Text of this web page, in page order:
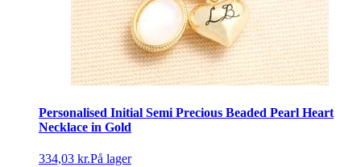
Personalised Initial Semi Precious Beaded Pearl Heart
Necklace in Gold
334,03 kr.På lager